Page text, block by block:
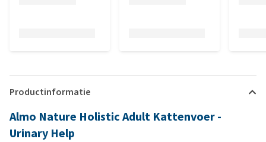
Productinformatie
Almo Nature Holistic Adult Kattenvoer -
Urinary Help